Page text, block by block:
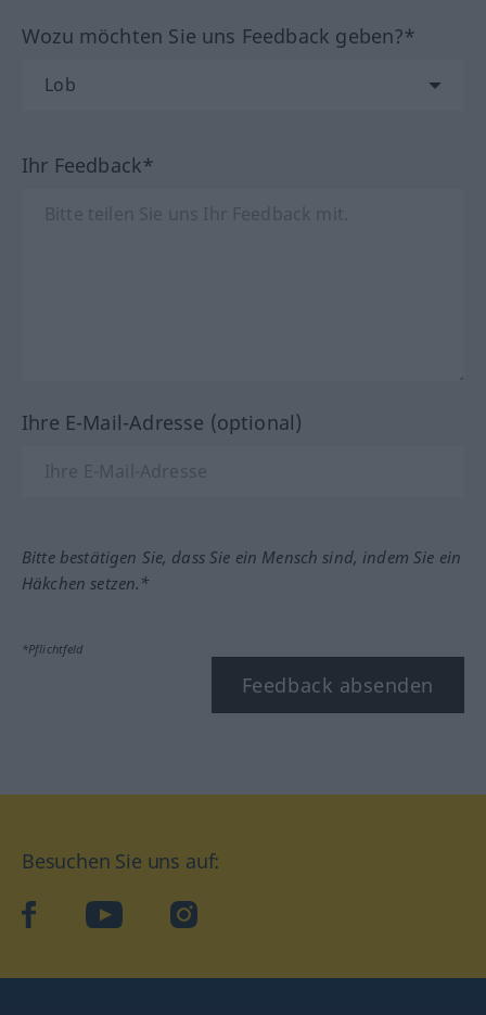
Wozu möchten Sie uns Feedback geben?*
Ihr Feedback*
Ihre E-Mail-Adresse (optional)
Bitte bestätigen Sie, dass Sie ein Mensch sind, indem Sie ein
Häkchen setzen.*
*Pflichtfeld
Feedback absenden
Besuchen Sie uns auf:
facebookYouTube Instagram